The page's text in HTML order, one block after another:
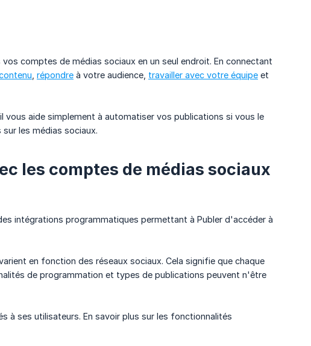
comptes de médias sociaux en un seul endroit. En connectant
répondre à votre audience, travailler avec votre équipe et
vous aide simplement à automatiser vos publications si vous le
les médias sociaux.
les comptes de médias sociaux
intégrations programmatiques permettant à Publer d'accéder à
en fonction des réseaux sociaux. Cela signifie que chaque
de programmation et types de publications peuvent n'être
à ses utilisateurs. En savoir plus sur les fonctionnalités